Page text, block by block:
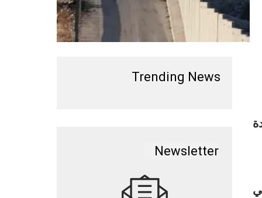
Trending News
Newsletter